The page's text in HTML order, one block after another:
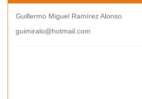
Guillermo Miguel Ramírez Alonso
guimiralo@hotmail.com